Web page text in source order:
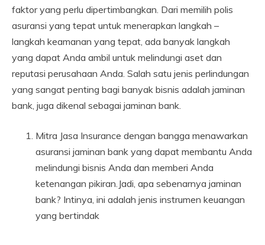
faktor yang perlu dipertimbangkan. Dari memilih polis
asuransi yang tepat untuk menerapkan langkah –
langkah keamanan yang tepat, ada banyak langkah
yang dapat Anda ambil untuk melindungi aset dan
reputasi perusahaan Anda. Salah satu jenis perlindungan
yang sangat penting bagi banyak bisnis adalah jaminan
bank, juga dikenal sebagai jaminan bank.
Mitra Jasa Insurance dengan bangga menawarkan
asuransi jaminan bank yang dapat membantu Anda
melindungi bisnis Anda dan memberi Anda
ketenangan pikiran.Jadi, apa sebenarnya jaminan
bank? Intinya, ini adalah jenis instrumen keuangan
yang bertindak